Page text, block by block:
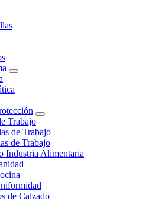
Trabajo
de Trabajo
de Trabajo
Industria Alimentaria
de Calzado